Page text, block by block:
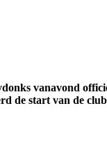
vanavond
de start van de